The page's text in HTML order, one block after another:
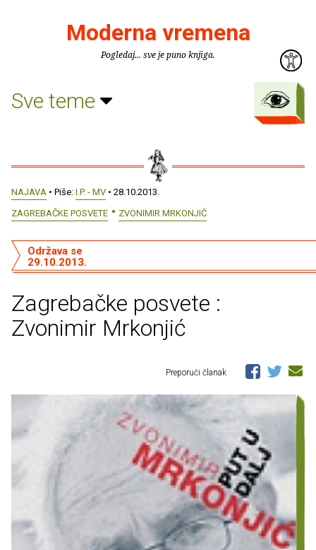
Moderna vremena
Pogledaj... sve je puno knjiga.
Sve teme
NAJAVA • Piše: I.P. - MV • 28.10.2013.
ZAGREBAČKE POSVETE
ZVONIMIR MRKONJIĆ
Zagrebačke posvete :
Zvonimir Mrkonjić
Održava se
29.10.2013.
Preporuči članak